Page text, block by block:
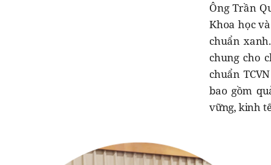
Ông Trần
Khoa học
chuẩn
chung cho
chuẩn
bao gồm
vững, kinh